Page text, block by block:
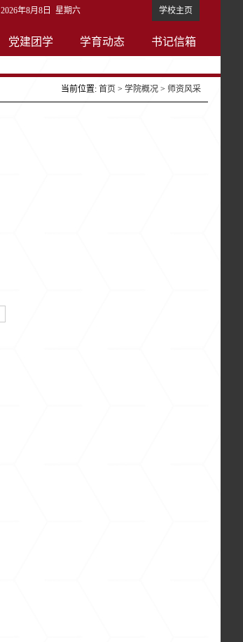
2026年8月8日 星期六 学校主页
党建团学 学育动态 书记信箱
当前位置: 首页 > 学院概况 > 师资风采